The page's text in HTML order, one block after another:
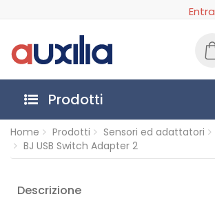
Entra
Prodotti
Home Prodotti Sensori ed adattatori
BJ USB Switch Adapter 2
Descrizione